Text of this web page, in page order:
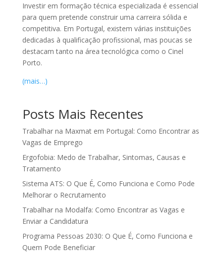
Investir em formação técnica especializada é essencial
para quem pretende construir uma carreira sólida e
competitiva. Em Portugal, existem várias instituições
dedicadas à qualificação profissional, mas poucas se
destacam tanto na área tecnológica como o Cinel
Porto.
(mais…)
Posts Mais Recentes
Trabalhar na Maxmat em Portugal: Como Encontrar as
Vagas de Emprego
Ergofobia: Medo de Trabalhar, Sintomas, Causas e
Tratamento
Sistema ATS: O Que É, Como Funciona e Como Pode
Melhorar o Recrutamento
Trabalhar na Modalfa: Como Encontrar as Vagas e
Enviar a Candidatura
Programa Pessoas 2030: O Que É, Como Funciona e
Quem Pode Beneficiar